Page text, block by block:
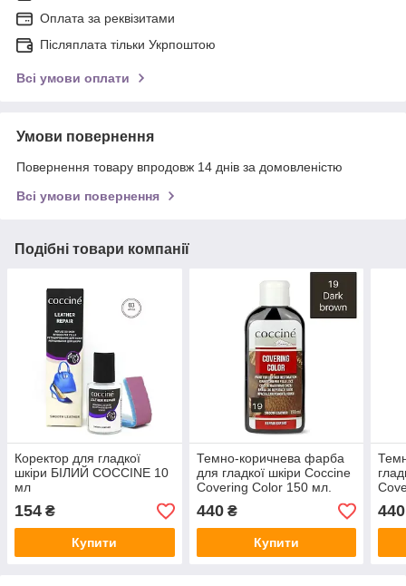
Оплата за реквізитами
Післяплата тільки Укрпоштою
Всі умови оплати
Умови повернення
Повернення товару впродовж 14 днів за домовленістю
Всі умови повернення
Подібні товари компанії
Коректор для гладкої
шкіри БІЛИЙ COCCINE 10
мл
154 ₴
Купити
Темно-коричнева фарба
для гладкої шкіри Coccine
Covering Color 150 мл.
440₴
Купити
440